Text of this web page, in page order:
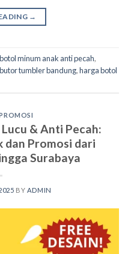
→
botol minum anak anti pecah,
tumbler bandung,harga botol
& Anti Pecah:
dan Promosi dari
Surabaya
BY ADMIN